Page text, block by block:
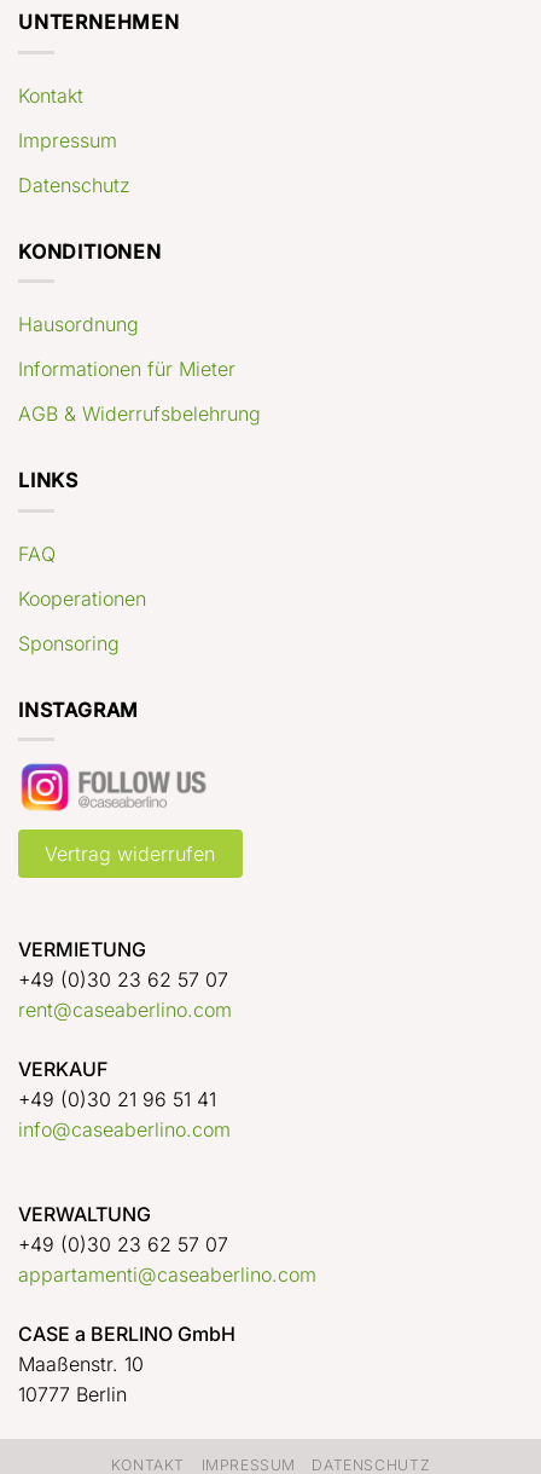
UNTERNEHMEN
Kontakt
Impressum
Datenschutz
KONDITIONEN
Hausordnung
Informationen für Mieter
AGB & Widerrufsbelehrung
LINKS
FAQ
Kooperationen
Sponsoring
INSTAGRAM
Vertrag widerrufen
VERMIETUNG
+49 (0)30 23 62 57 07
rent@caseaberlino.com
VERKAUF
+49 (0)30 21 96 51 41
info@caseaberlino.com
VERWALTUNG
+49 (0)30 23 62 57 07
appartamenti@caseaberlino.com
CASE a BERLINO GmbH
Maaßenstr. 10
10777 Berlin
KONTAKT IMPRESSUM DATENSCHUTZ